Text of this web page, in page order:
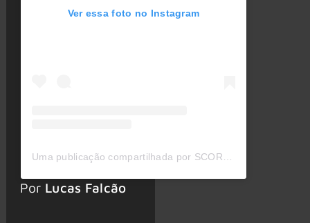
Ver essa foto no Instagram
Por Lucas Falcão